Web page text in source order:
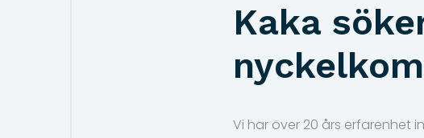
Kaka
Vi har över 20 års erfarenhet